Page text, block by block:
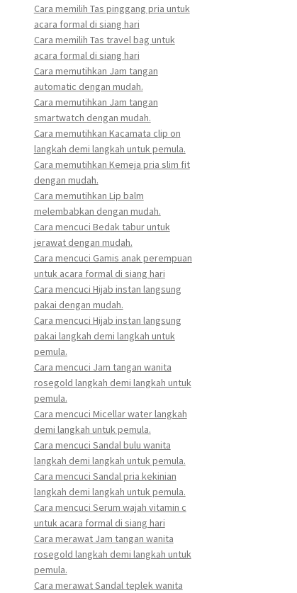
Cara memilih Tas pinggang pria untuk
acara formal di siang hari
Cara memilih Tas travel bag untuk
acara formal di siang hari
Cara memutihkan Jam tangan
automatic dengan mudah.
Cara memutihkan Jam tangan
smartwatch dengan mudah.
Cara memutihkan Kacamata clip on
langkah demi langkah untuk pemula.
Cara memutihkan Kemeja pria slim fit
dengan mudah.
Cara memutihkan Lip balm
melembabkan dengan mudah.
Cara mencuci Bedak tabur untuk
jerawat dengan mudah.
Cara mencuci Gamis anak perempuan
untuk acara formal di siang hari
Cara mencuci Hijab instan langsung
pakai dengan mudah.
Cara mencuci Hijab instan langsung
pakai langkah demi langkah untuk
pemula.
Cara mencuci Jam tangan wanita
rosegold langkah demi langkah untuk
pemula.
Cara mencuci Micellar water langkah
demi langkah untuk pemula.
Cara mencuci Sandal bulu wanita
langkah demi langkah untuk pemula.
Cara mencuci Sandal pria kekinian
langkah demi langkah untuk pemula.
Cara mencuci Serum wajah vitamin c
untuk acara formal di siang hari
Cara merawat Jam tangan wanita
rosegold langkah demi langkah untuk
pemula.
Cara merawat Sandal teplek wanita